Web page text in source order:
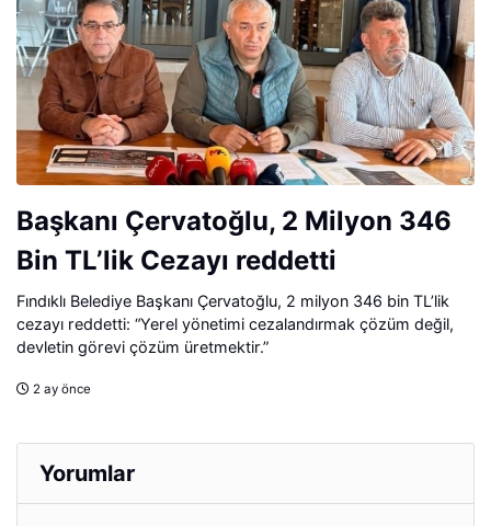
Başkanı Çervatoğlu, 2 Milyon 346
Bin TL’lik Cezayı reddetti
Fındıklı Belediye Başkanı Çervatoğlu, 2 milyon 346 bin TL’lik
cezayı reddetti: “Yerel yönetimi cezalandırmak çözüm değil,
devletin görevi çözüm üretmektir.”
2 ay önce
Yorumlar